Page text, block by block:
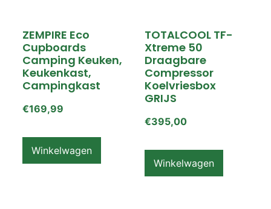
ZEMPIRE Eco
Cupboards
Camping Keuken,
Keukenkast,
Campingkast
€169,99
Winkelwagen
TOTALCOOL TF-
Xtreme 50
Draagbare
Compressor
Koelvriesbox
GRIJS
€395,00
Winkelwagen